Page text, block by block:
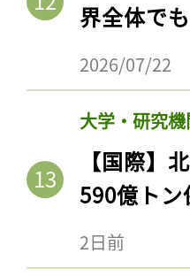
界全体で
2026/07/22
大学・研究機
【国際】
590億ト
2日前